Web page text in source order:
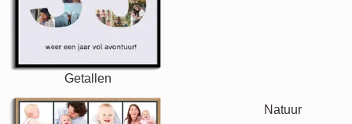
Getallen